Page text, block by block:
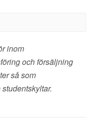
inom
och försäljning
så som